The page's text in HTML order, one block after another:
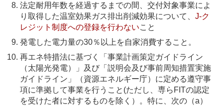
法定耐用年数を経過するまでの間、交付対象事業によ
り取得した温室効果ガス排出削減効果について、 J-ク
レジット制度への登録を行わないこと
発電した電力量の30％以上を自家消費すること。
再エネ特措法に基づく「事業計画策定ガイドライン
（太陽光発電）」及び「説明会及び事前周知措置実施
ガイドライン」（資源エネルギー庁）に定める遵守事
項に準拠して事業を行うこと(ただし、専らFITの認定
を受けた者に対するものを除く）。特に、次の（a）